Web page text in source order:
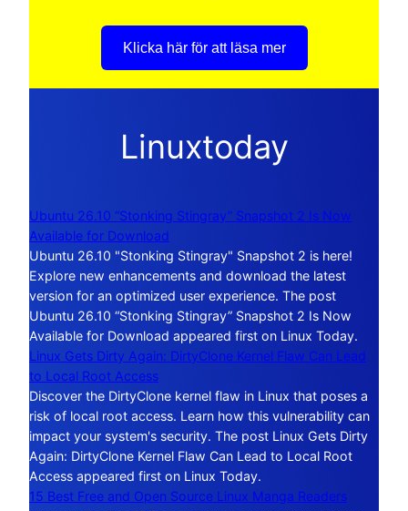
Klicka här för att läsa mer
Linuxtoday
Ubuntu 26.10 “Stonking Stingray” Snapshot 2 Is Now
Available for Download
Ubuntu 26.10 "Stonking Stingray" Snapshot 2 is here!
Explore new enhancements and download the latest
version for an optimized user experience. The post
Ubuntu 26.10 “Stonking Stingray” Snapshot 2 Is Now
Available for Download appeared first on Linux Today.
Linux Gets Dirty Again: DirtyClone Kernel Flaw Can Lead
to Local Root Access
Discover the DirtyClone kernel flaw in Linux that poses a
risk of local root access. Learn how this vulnerability can
impact your system's security. The post Linux Gets Dirty
Again: DirtyClone Kernel Flaw Can Lead to Local Root
Access appeared first on Linux Today.
15 Best Free and Open Source Linux Manga Readers